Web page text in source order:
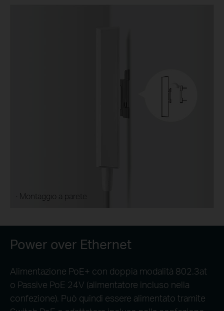
· Montaggio a parete
Power over Ethernet
Alimentazione PoE+ con doppia modalità 802.3at
o Passive PoE 24V (alimentatore incluso nella
confezione). Può quindi essere alimentato tramite